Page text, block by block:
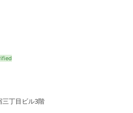
三丁目ビル3階